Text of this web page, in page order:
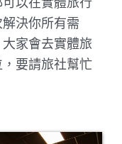
決你所有需
家會去實體旅
要請旅社幫忙